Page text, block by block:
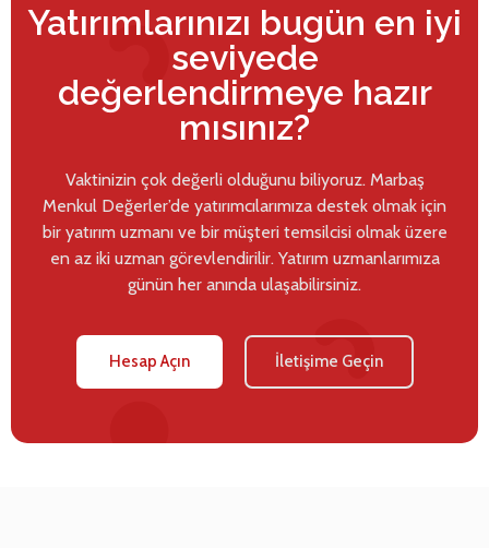
Yatırımlarınızı bugün en iyi
seviyede
değerlendirmeye hazır
mısınız?
Vaktinizin çok değerli olduğunu biliyoruz. Marbaş
Menkul Değerler’de yatırımcılarımıza destek olmak için
bir yatırım uzmanı ve bir müşteri temsilcisi olmak üzere
en az iki uzman görevlendirilir. Yatırım uzmanlarımıza
günün her anında ulaşabilirsiniz.
Hesap Açın İletişime Geçin